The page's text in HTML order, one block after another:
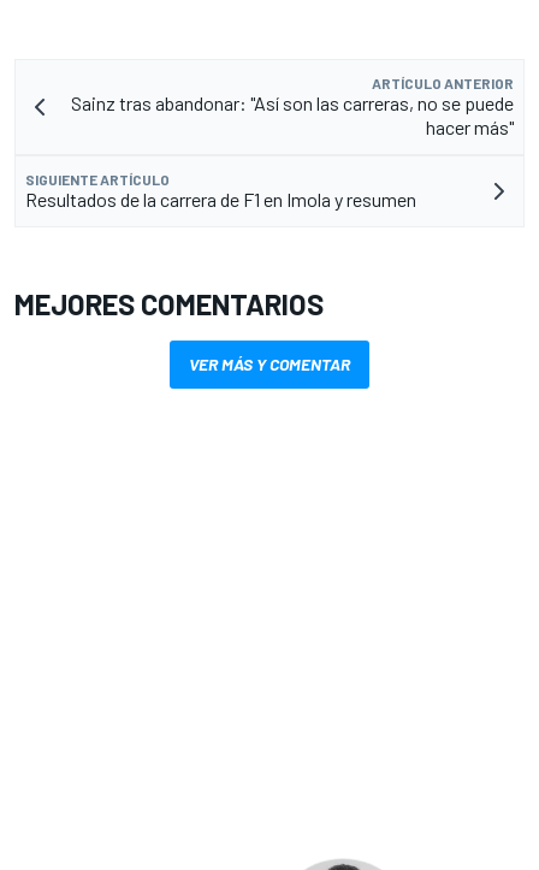
ARTÍCULO ANTERIOR
Sainz tras abandonar: "Así son las carreras, no se puede
hacer más"
SIGUIENTE ARTÍCULO
Resultados de la carrera de F1 en Imola y resumen
MEJORES COMENTARIOS
VER MÁS Y COMENTAR